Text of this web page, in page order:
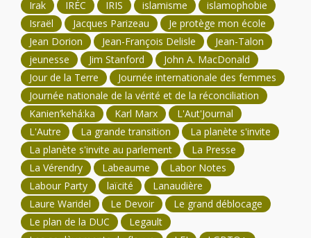
Irak
IRÉC IRIS islamisme
islamophobie
Israël
Jacques Parizeau
Je protège mon école
Jean Dorion
Jean-François Delisle
Jean-Talon
jeunesse
Jim Stanford
John A. MacDonald
Jour de la Terre
Journée internationale des femmes
Journée nationale de la vérité et de la réconciliation
Kanien’kehá:ka
Karl Marx
L'Aut'Journal
L'Autre
La grande transition
La planète s'invite
La planète s'invite au parlement
La Presse
La Vérendry
Labeaume
Labor Notes
Labour Party
laïcité
Lanaudière
Laure Waridel
Le Devoir
Le grand déblocage
Le plan de la DUC
Legault